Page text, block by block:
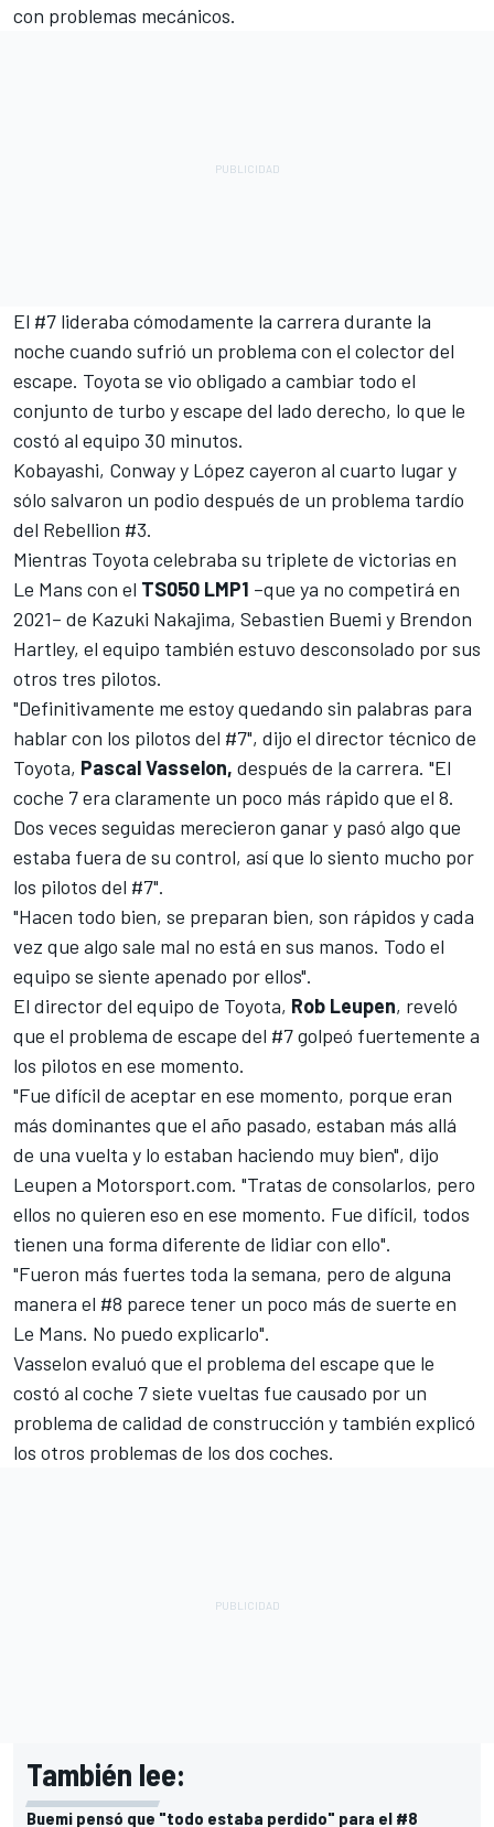
con problemas mecánicos.
El #7 lideraba cómodamente la carrera durante la
noche cuando sufrió un problema con el colector del
escape. Toyota se vio obligado a cambiar todo el
conjunto de turbo y escape del lado derecho, lo que le
costó al equipo 30 minutos.
Kobayashi, Conway y López cayeron al cuarto lugar y
sólo salvaron un podio después de un problema tardío
del Rebellion #3.
Mientras Toyota celebraba su triplete de victorias en
Le Mans con el TS050 LMP1 –que ya no competirá en
2021– de Kazuki Nakajima, Sebastien Buemi y Brendon
Hartley, el equipo también estuvo desconsolado por sus
otros tres pilotos.
"Definitivamente me estoy quedando sin palabras para
hablar con los pilotos del #7", dijo el director técnico de
Toyota, PascalVasselon, después de la carrera. "El
coche 7 era claramente un poco más rápido que el 8.
Dos veces seguidas merecieron ganar y pasó algo que
estaba fuera de su control, así que lo siento mucho por
los pilotos del #7".
"Hacen todo bien, se preparan bien, son rápidos y cada
vez que algo sale mal no está en sus manos. Todo el
equipo se siente apenado por ellos".
El director del equipo de Toyota, Rob Leupen, reveló
que el problema de escape del #7 golpeó fuertemente a
los pilotos en ese momento.
"Fue difícil de aceptar en ese momento, porque eran
más dominantes que el año pasado, estaban más allá
de una vuelta y lo estaban haciendo muy bien", dijo
Leupen a Motorsport.com. "Tratas de consolarlos, pero
ellos no quieren eso en ese momento. Fue difícil, todos
tienen una forma diferente de lidiar con ello".
"Fueron más fuertes toda la semana, pero de alguna
manera el #8 parece tener un poco más de suerte en
Le Mans. No puedo explicarlo".
Vasselon evaluó que el problema del escape que le
costó al coche 7 siete vueltas fue causado por un
problema de calidad de construcción y también explicó
los otros problemas de los dos coches.
También lee:
Buemi pensó que "todo estaba perdido" para el #8